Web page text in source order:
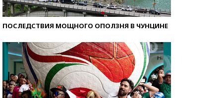
ПОСЛЕДСТВИЯ МОЩНОГО ОПОЛЗНЯ В ЧУНЦИНЕ